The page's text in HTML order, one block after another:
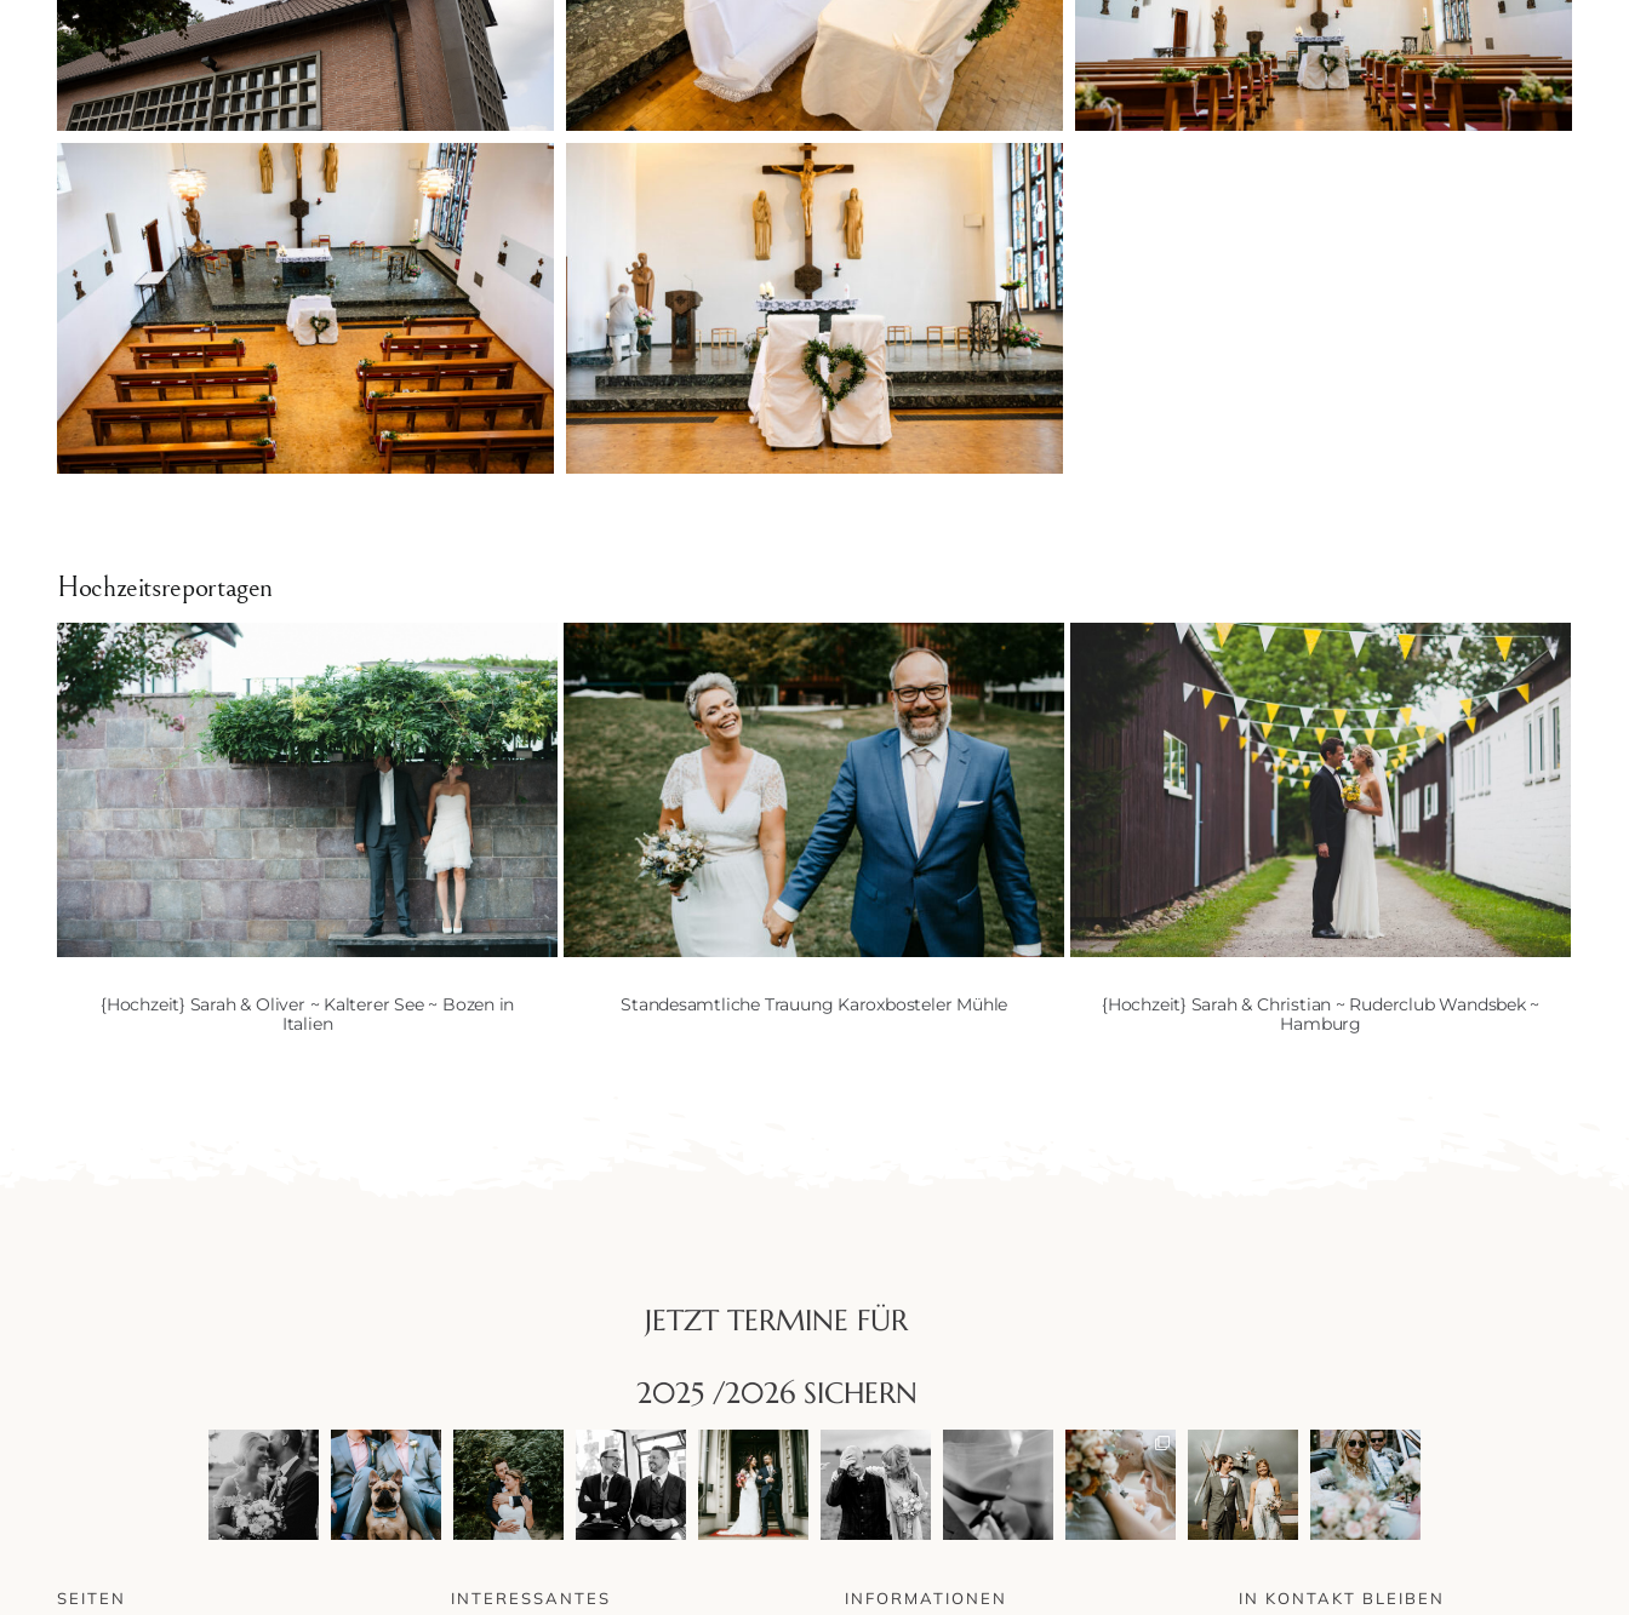
Hochzeitsreportagen
{Hochzeit} Sarah & Oliver ~ Kalterer See ~ Bozen in
Italien
Standesamtliche Trauung Karoxbosteler Mühle
{Hochzeit} Sarah & Christian ~ Ruderclub Wandsbek ~
Hamburg
JETZT TERMINE FÜR
2025 /2026 SICHERN
SEITEN INTERESSANTES INFORMATIONEN IN KONTAKT BLEIBEN